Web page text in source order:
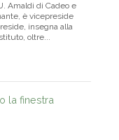
Amaldi di Cadeo e
è vicepreside
insegna alla
oltre...
la finestra